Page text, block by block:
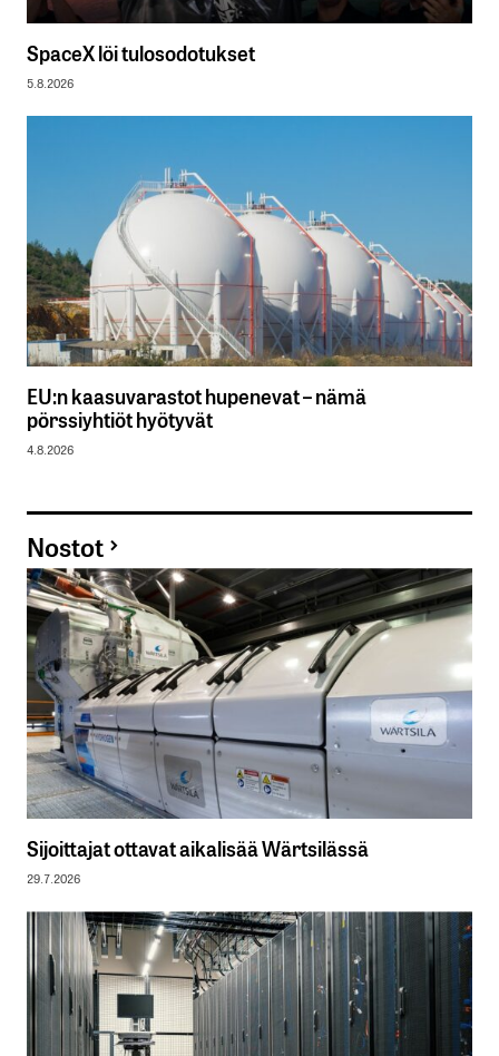
SpaceX löi tulosodotukset
5.8.2026
EU:n kaasuvarastot hupenevat – nämä
pörssiyhtiöt hyötyvät
4.8.2026
Nostot
Sijoittajat ottavat aikalisää Wärtsilässä
29.7.2026